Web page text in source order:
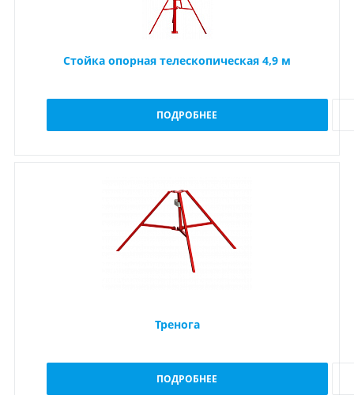
Стойка опорная телескопическая 4,9 м
ПОДРОБНЕЕ
Тренога
ПОДРОБНЕЕ